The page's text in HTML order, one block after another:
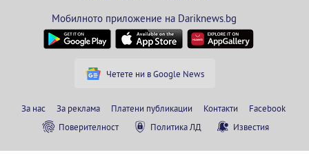
Мобилното приложение на Dariknews.bg
Четете ни в Google News
За нас За реклама Платени публикации Контакти
Facebook
Поверителност
Политика ЛД Известия